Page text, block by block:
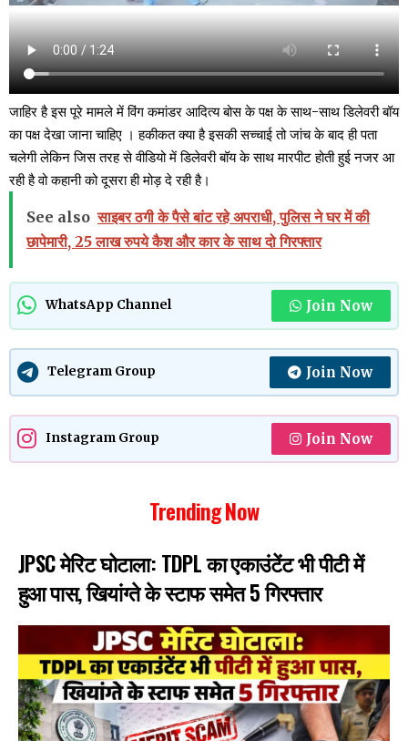
जाहिर है इस पूरे मामले में विंग कमांडर आदित्य बोस के पक्ष के साथ-साथ डिलेवरी बॉय
का पक्ष देखा जाना चाहिए । हकीकत क्या है इसकी सच्चाई तो जांच के बाद ही पता
चलेगी लेकिन जिस तरह से वीडियो में डिलेवरी बॉय के साथ मारपीट होती हुई नजर आ
रही है वो कहानी को दूसरा ही मोड़ दे रही है।
See also साइबर ठगी के पैसे बांट रहे अपराधी, पुलिस ने घर में की
छापेमारी, 25 लाख रुपये कैश और कार के साथ दो गिरफ्तार
WhatsApp Channel Join Now
Telegram Group Join Now
Instagram Group Join Now
Trending Now
JPSC मेरिट घोटाला: TDPL का एकाउंटेंट भी पीटी में
हुआ पास, खियांग्ते के स्टाफ समेत 5 गिरफ्तार